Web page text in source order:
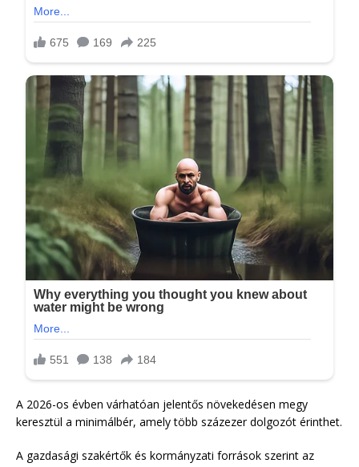
A 2026-os évben várhatóan jelentős növekedésen megy
keresztül a minimálbér, amely több százezer dolgozót érinthet.
A gazdasági szakértők és kormányzati források szerint az